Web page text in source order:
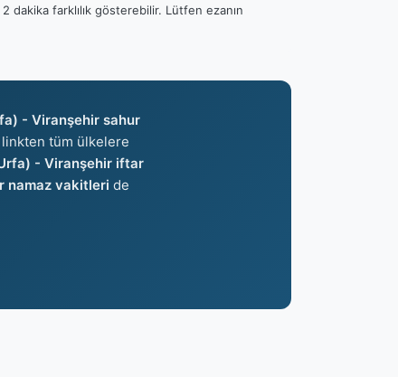
dakika farklılık gösterebilir. Lütfen ezanın
- Viranşehir sahur
tüm ülkelere
- Viranşehir iftar
namaz vakitleri de